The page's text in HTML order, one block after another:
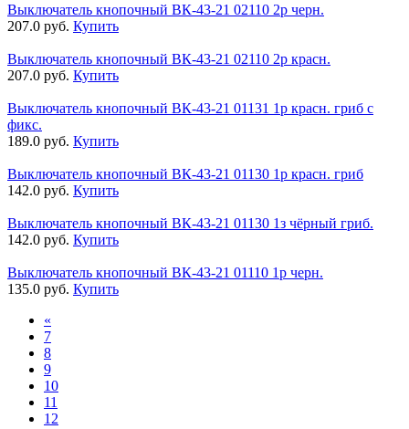
Выключатель кнопочный ВК-43-21 02110 2р черн.
207.0 руб. Купить
Выключатель кнопочный ВК-43-21 02110 2р красн.
207.0 руб. Купить
Выключатель кнопочный ВК-43-21 01131 1р красн. гриб с
фикс.
189.0 руб. Купить
Выключатель кнопочный ВК-43-21 01130 1р красн. гриб
142.0 руб. Купить
Выключатель кнопочный ВК-43-21 01130 1з чёрный гриб.
142.0 руб. Купить
Выключатель кнопочный ВК-43-21 01110 1р черн.
135.0 руб. Купить
«
7
8
9
10
11
12